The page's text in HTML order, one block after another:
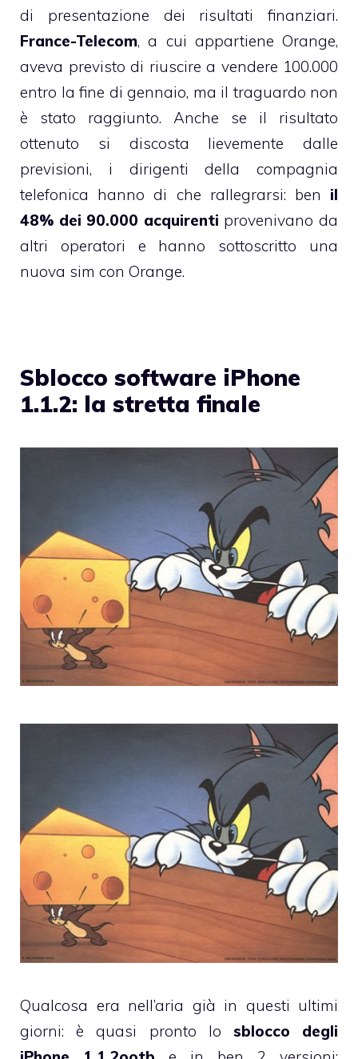
di presentazione dei risultati finanziari.
France-Telecom, a cui appartiene Orange,
aveva previsto di riuscire a vendere 100.000
entro la fine di gennaio, ma il traguardo non
è stato raggiunto. Anche se il risultato
ottenuto si discosta lievemente dalle
previsioni, i dirigenti della compagnia
telefonica hanno di che rallegrarsi: ben il
48% dei 90.000 acquirenti provenivano da
altri operatori e hanno sottoscritto una
nuova sim con Orange.
Sblocco software iPhone
1.1.2: la stretta finale
Qualcosa era nell’aria già in questi ultimi
giorni: è quasi pronto lo sblocco degli